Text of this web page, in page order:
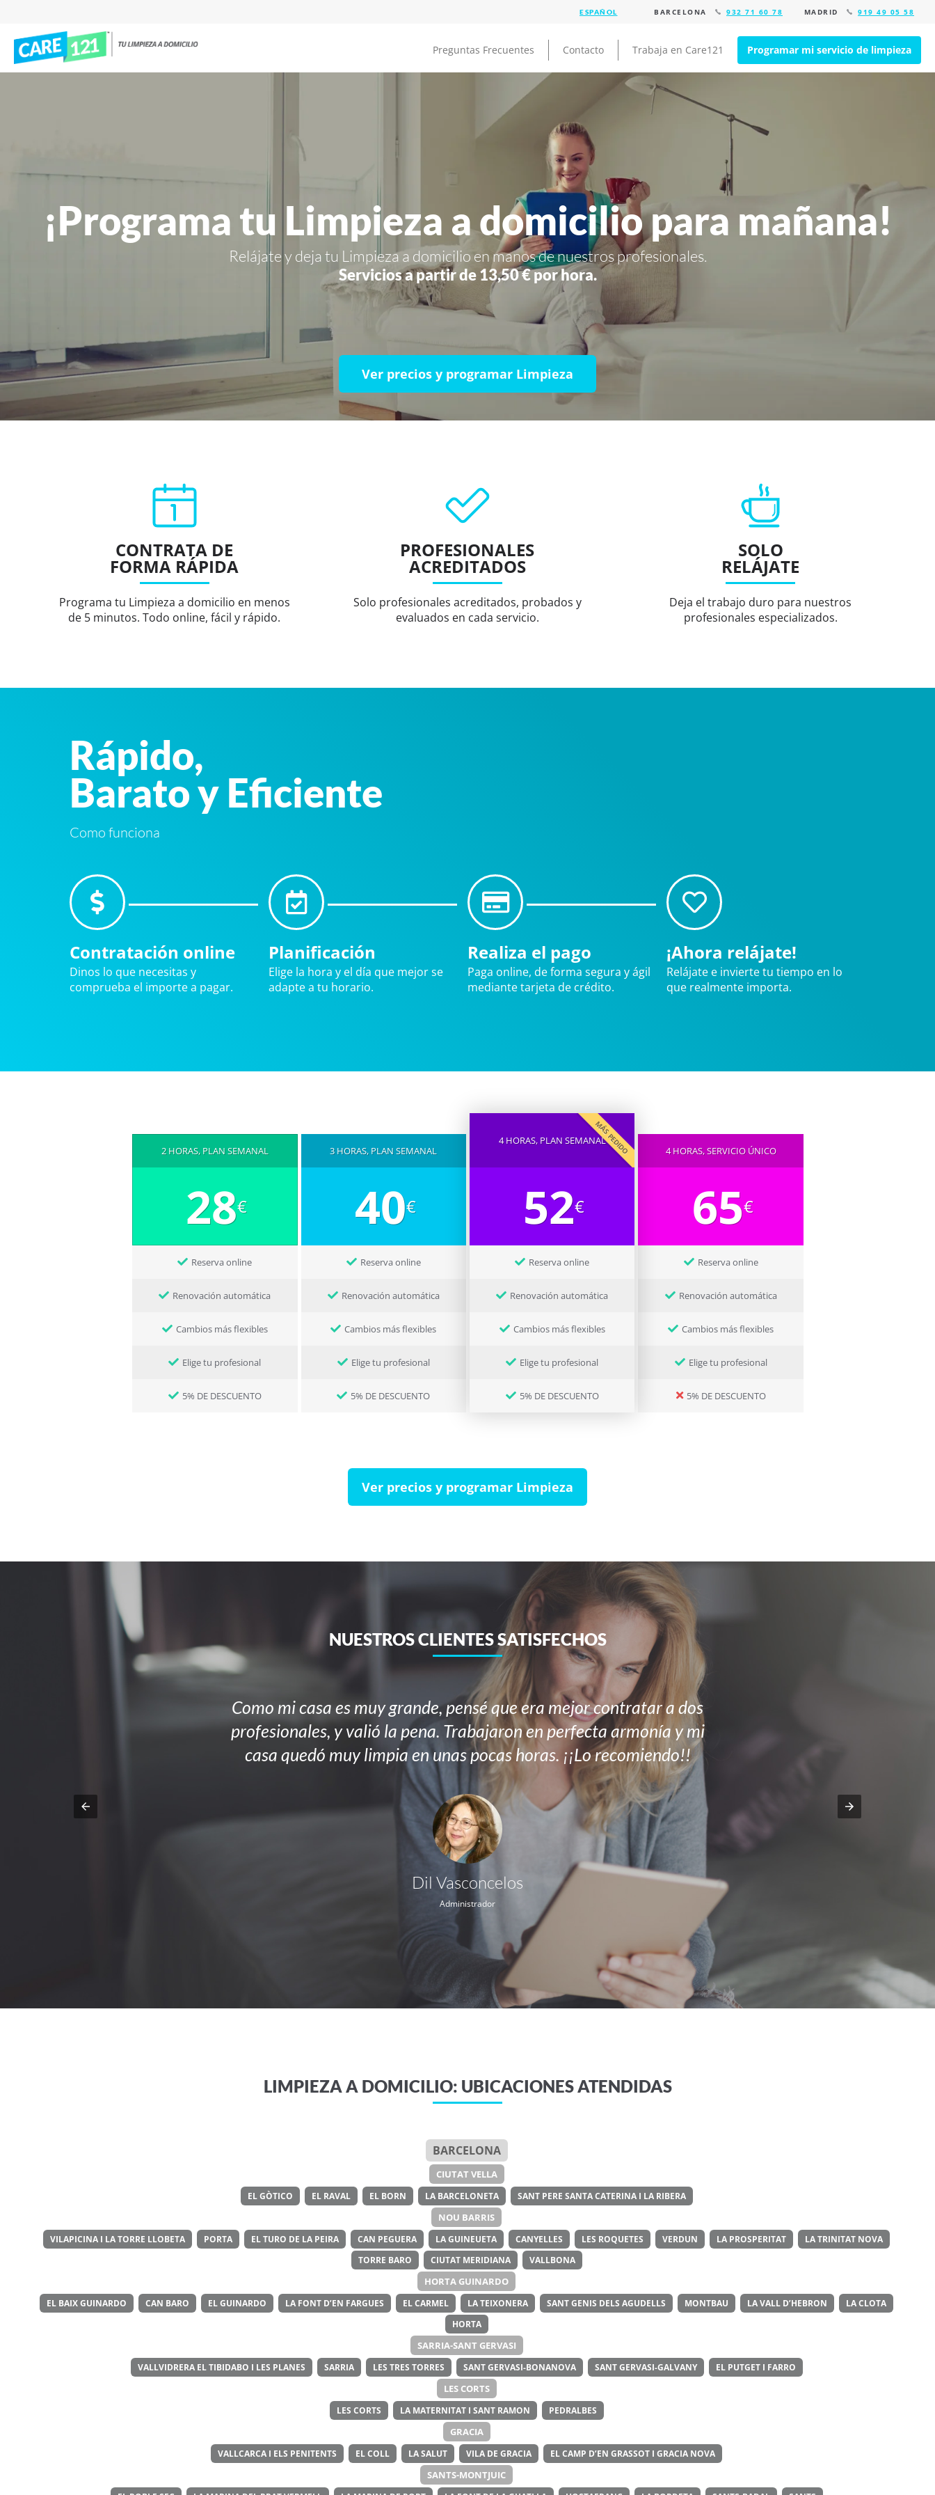
BARCELONA 932 71 60 78 MADRID 919 49 05 58
Preguntas Frecuentes Contacto Trabaja en Care121 Programar mi servicio de limpieza
¡Programa tu Limpieza a domicilio para mañana!
Relájate y deja tu Limpieza a domicilio en manos de nuestros profesionales.
Servicios a partir de 13,50 € por hora.
Ver precios y programar Limpieza
CONTRATA DE
FORMA RÁPIDA
Programa tu Limpieza a domicilio en menos
de 5 minutos. Todo online, fácil y rápido.
PROFESIONALES
ACREDITADOS
Solo profesionales acreditados, probados y
evaluados en cada servicio.
SOLO
RELÁJATE
Deja el trabajo duro para nuestros
profesionales especializados.
Rápido,
Barato y Eficiente
Como funciona
Contratación online
Dinos lo que necesitas y
comprueba el importe a pagar.
Planificación
Elige la hora y el día que mejor se
adapte a tu horario.
Realiza el pago
Paga online, de forma segura y ágil
mediante tarjeta de crédito.
¡Ahora relájate!
Relájate e invierte tu tiempo en lo
que realmente importa.
2 HORAS, PLAN SEMANAL
28€
Reserva online
Renovación automática
Cambios más flexibles
Elige tu profesional
5% DE DESCUENTO
3 HORAS, PLAN SEMANAL
40€
Reserva online
Renovación automática
Cambios más flexibles
Elige tu profesional
5% DE DESCUENTO
MÁS PEDIDO
4 HORAS, PLAN SEMANAL
52€
Reserva online
Renovación automática
Cambios más flexibles
Elige tu profesional
5% DE DESCUENTO
4 HORAS, SERVICIO ÚNICO
65€
Reserva online
Renovación automática
Cambios más flexibles
Elige tu profesional
5% DE DESCUENTO
Ver precios y programar Limpieza
NUESTROS CLIENTES SATISFECHOS
Como mi casa es muy grande, pensé que era mejor contratar a dos
profesionales, y valió la pena. Trabajaron en perfecta armonía y mi
casa quedó muy limpia en unas pocas horas. ¡¡Lo recomiendo!!
Dil Vasconcelos
Administrador
LIMPIEZA A DOMICILIO: UBICACIONES ATENDIDAS
BARCELONA
CIUTAT VELLA
EL GÒTICO EL RAVAL EL BORN LA BARCELONETA SANT PERE SANTA CATERINA I LA RIBERA
NOU BARRIS
VILAPICINA I LA TORRE LLOBETA PORTA EL TURO DE LA PEIRA CAN PEGUERA LA GUINEUETA CANYELLES LES ROQUETES VERDUN LA PROSPERITAT
LA TRINITAT NOVA
TORRE BARO
CIUTAT MERIDIANA VALLBONA
HORTA GUINARDO
EL BAIX GUINARDO CAN BARO EL GUINARDO LA FONT D’EN FARGUES EL CARMEL LA TEIXONERA SANT GENIS DELS AGUDELLS MONTBAU LA VALL D’HEBRON
LA CLOTA
HORTA
SARRIA-SANT GERVASI
VALLVIDRERA EL TIBIDABO I LES PLANES SARRIA LES TRES TORRES SANT GERVASI-BONANOVA SANT GERVASI-GALVANY EL PUTGET I FARRO
LES CORTS
LES CORTS LA MATERNITAT I SANT RAMON PEDRALBES
GRACIA
VALLCARCA I ELS PENITENTS EL COLL LA SALUT VILA DE GRACIA EL CAMP D’EN GRASSOT I GRACIA NOVA
SANTS-MONTJUIC